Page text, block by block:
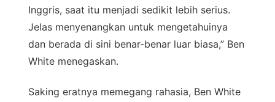
Inggris, saat itu menjadi sedikit lebih serius.
Jelas menyenangkan untuk mengetahuinya
dan berada di sini benar-benar luar biasa,” Ben
White menegaskan.
Saking eratnya memegang rahasia, Ben White